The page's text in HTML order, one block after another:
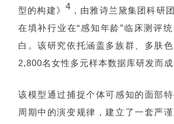
型的构建》 4 ，由雅诗兰黛集团科研
在填补行业在“感知年龄”临床测评
白。该研究依托涵盖多族群、多肤
2,800名女性多元样本数据库研发而成
该模型通过捕捉个体可感知的面部
周期中的演变规律，建立了一套严